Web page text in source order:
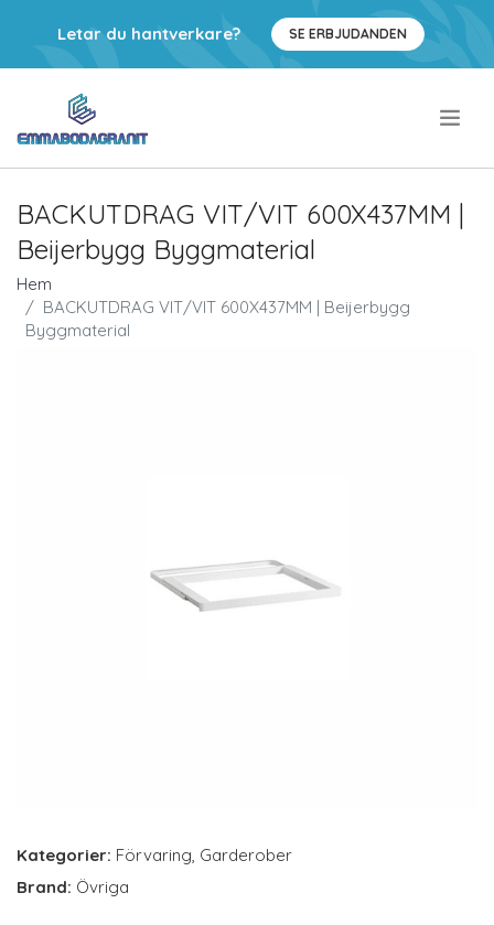
Letar du hantverkare? SE ERBJUDANDEN
BACKUTDRAG VIT/VIT 600X437MM |
Beijerbygg Byggmaterial
Hem
BACKUTDRAG VIT/VIT 600X437MM | Beijerbygg
Byggmaterial
Kategorier: Förvaring, Garderober
Brand: Övriga